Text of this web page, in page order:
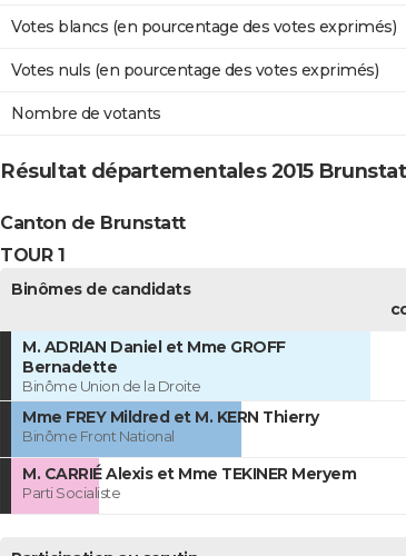
Votes blancs (en pourcentage des votes exprimés)
Votes nuls (en pourcentage des votes exprimés)
Nombre de votants
Résultat départementales 2015
Canton de Brunstatt
TOUR 1
Binômes de candidats
M. ADRIAN Daniel et Mme GROFF
Bernadette
Binôme Union de la Droite
Mme FREY Mildred et M. KERN Thierry
Binôme Front National
M. CARRIÉ Alexis et Mme TEKINER Meryem
Parti Socialiste